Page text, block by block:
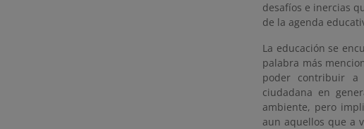
desafíos e inercias
de la agenda
La educación se
palabra más
poder contribuir a
ciudadana en
ambiente, pero
aun aquellos que a